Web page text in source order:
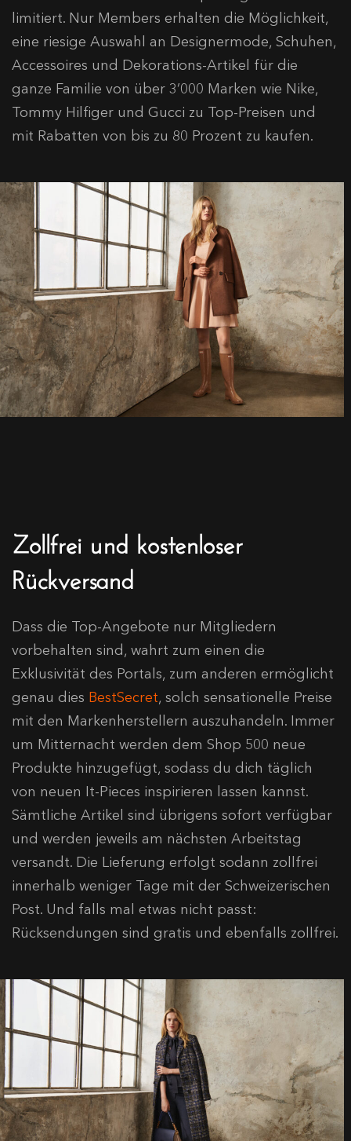
limitiert. Nur Members erhalten die Möglichkeit,
eine riesige Auswahl an Designermode, Schuhen,
Accessoires und Dekorations-Artikel für die
ganze Familie von über 3’000 Marken wie Nike,
Tommy Hilfiger und Gucci zu Top-Preisen und
mit Rabatten von bis zu 80 Prozent zu kaufen.
Zollfrei und kostenloser
Rückversand
Dass die Top-Angebote nur Mitgliedern
vorbehalten sind, wahrt zum einen die
Exklusivität des Portals, zum anderen ermöglicht
genau dies BestSecret, solch sensationelle Preise
mit den Markenherstellern auszuhandeln. Immer
um Mitternacht werden dem Shop 500 neue
Produkte hinzugefügt, sodass du dich täglich
von neuen It-Pieces inspirieren lassen kannst.
Sämtliche Artikel sind übrigens sofort verfügbar
und werden jeweils am nächsten Arbeitstag
versandt. Die Lieferung erfolgt sodann zollfrei
innerhalb weniger Tage mit der Schweizerischen
Post. Und falls mal etwas nicht passt:
Rücksendungen sind gratis und ebenfalls zollfrei.